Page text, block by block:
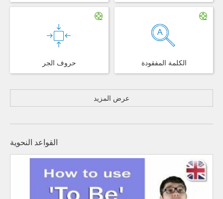
حروف الجر الكلمة المفقودة
عرض المزيد
القواعد النحوية